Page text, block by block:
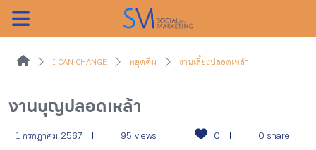
ค้นหา
หน้าแรกแคมเปญ
I CAN CHANGE หยุดดื่ม งานเลี้ยงปลอดเหล้า
งานบุญปลอดเหล้า
1 กรกฎาคม 2567 95 views 0 0 share